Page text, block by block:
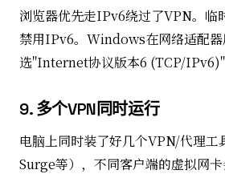
浏览器优先走IPv6绕过了VPN。临
禁用IPv6。Windows在网络适配器
选"Internet协议版本6 (TCP/IPv6)"
9. 多个VPN同时运行
电脑上同时装了好几个VPN/代理工
Surge等），不同客户端的虚拟网